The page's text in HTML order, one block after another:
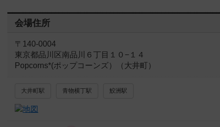
会場住所
〒140-0004
東京都品川区南品川６丁目１０−１４
Popcorns*(ポップコーンズ）（大井町）
大井町駅 青物横丁駅 鮫洲駅